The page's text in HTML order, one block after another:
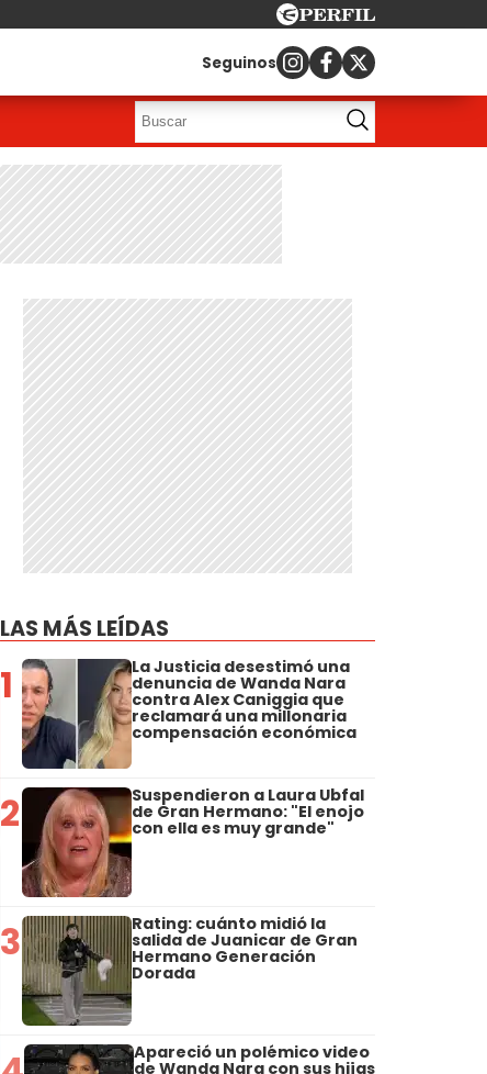
Seguinos
LAS MÁS LEÍDAS
1 La Justicia desestimó una
denuncia de Wanda Nara
contra Alex Caniggia que
reclamará una millonaria
compensación económica
2 Suspendieron a Laura Ubfal
de Gran Hermano: "El enojo
con ella es muy grande"
3 Rating: cuánto midió la
salida de Juanicar de Gran
Hermano Generación
Dorada
Apareció un polémico video
de Wanda Nara con sus hijas